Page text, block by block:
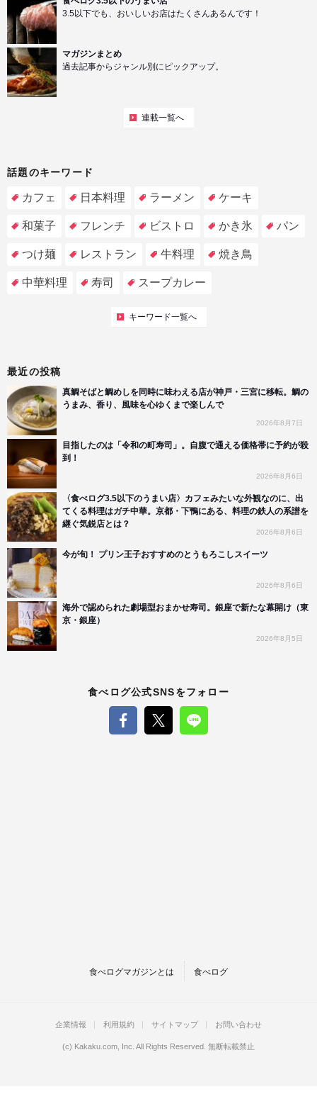
3.5以下でも、おいしいお店はたくさんあるんです！
マガジンまとめ
過去記事からジャンル別にピックアップ。
連載一覧へ
話題のキーワード
カフェ 日本料理 ラーメン ケーキ
和菓子 フレンチ ビストロ かき氷 パン
つけ麺 レストラン 牛料理 焼き鳥
中華料理 寿司 スープカレー
キーワード一覧へ
最近の投稿
真鯛そばと鯛めしを同時に味わえる店が神戸・三宮に移転。鯛の
うまみ、香り、風味を心ゆくまで楽しんで
2026年8月7日
目指したのは「令和の町寿司」。自腹で通える価格帯に予約が殺
到！
2026年8月6日
〈食べログ3.5以下のうまい店〉カフェみたいな外観なのに、出
てくる料理はガチ中華。京都・下鴨にある、料理の鉄人の系譜を
継ぐ気鋭店とは？
2026年8月6日
今が旬！ プリン王子おすすめのとうもろこしスイーツ
2026年8月6日
海外で認められた劇場型おまかせ寿司。銀座で新たな幕開け（東
京・銀座）
2026年8月5日
食べログ公式SNSをフォロー
食べログマガジンとは 食べログ
企業情報 利用規約 サイトマップ お問い合わせ
(c) Kakaku.com, Inc. All Rights Reserved. 無断転載禁止